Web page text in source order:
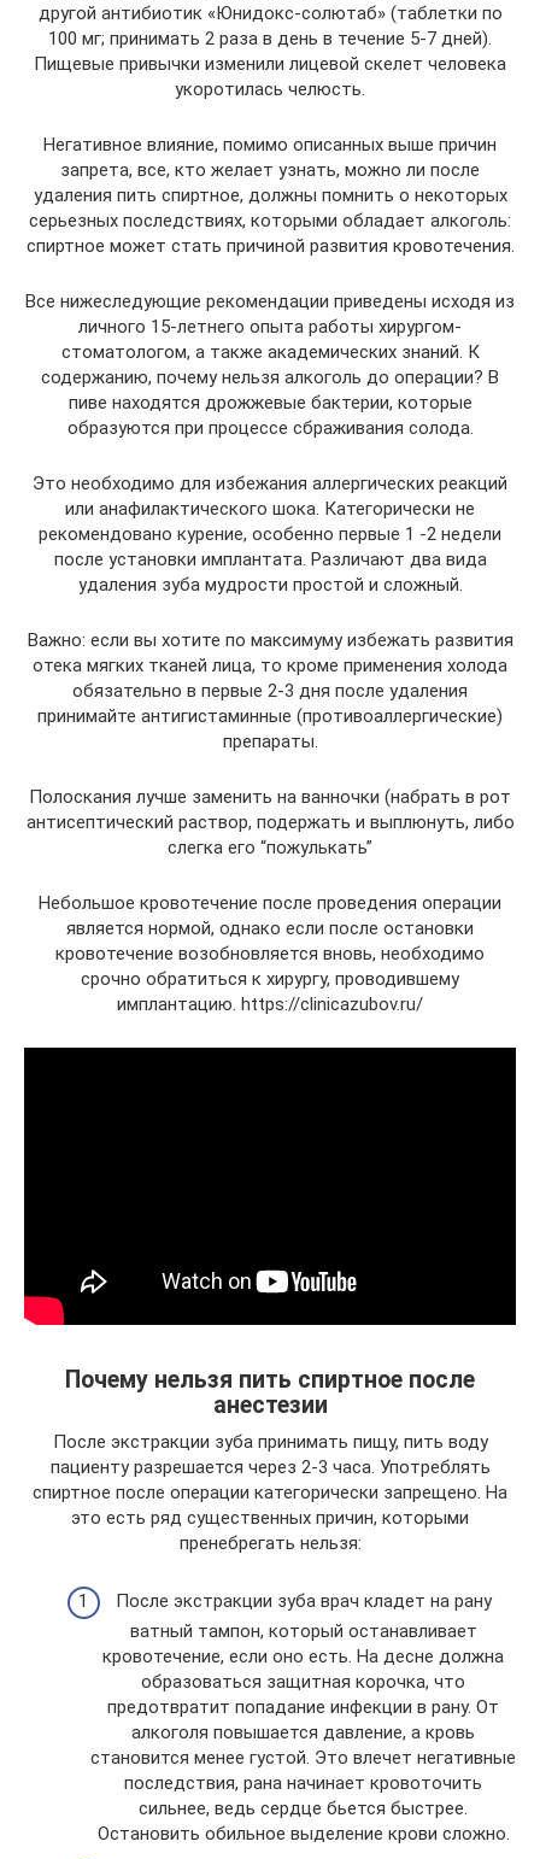
другой антибиотик «Юнидокс-солютаб» (таблетки по
100 мг; принимать 2 раза в день в течение 5-7 дней).
Пищевые привычки изменили лицевой скелет человека
укоротилась челюсть.
Негативное влияние, помимо описанных выше причин
запрета, все, кто желает узнать, можно ли после
удаления пить спиртное, должны помнить о некоторых
серьезных последствиях, которыми обладает алкоголь:
спиртное может стать причиной развития кровотечения.
Все нижеследующие рекомендации приведены исходя из
личного 15-летнего опыта работы хирургом-
стоматологом, а также академических знаний. К
содержанию, почему нельзя алкоголь до операции? В
пиве находятся дрожжевые бактерии, которые
образуются при процессе сбраживания солода.
Это необходимо для избежания аллергических реакций
или анафилактического шока. Категорически не
рекомендовано курение, особенно первые 1 -2 недели
после установки имплантата. Различают два вида
удаления зуба мудрости простой и сложный.
Важно: если вы хотите по максимуму избежать развития
отека мягких тканей лица, то кроме применения холода
обязательно в первые 2-3 дня после удаления
принимайте антигистаминные (противоаллергические)
препараты.
Полоскания лучше заменить на ванночки (набрать в рот
антисептический раствор, подержать и выплюнуть, либо
слегка его “пожулькать”
Небольшое кровотечение после проведения операции
является нормой, однако если после остановки
кровотечение возобновляется вновь, необходимо
срочно обратиться к хирургу, проводившему
имплантацию. https://clinicazubov.ru/
Почему нельзя пить спиртное после
анестезии
После экстракции зуба принимать пищу, пить воду
пациенту разрешается через 2-3 часа. Употреблять
спиртное после операции категорически запрещено. На
это есть ряд существенных причин, которыми
пренебрегать нельзя:
После экстракции зуба врач кладет на рану
ватный тампон, который останавливает
кровотечение, если оно есть. На десне должна
образоваться защитная корочка, что
предотвратит попадание инфекции в рану. От
алкоголя повышается давление, а кровь
становится менее густой. Это влечет негативные
последствия, рана начинает кровоточить
сильнее, ведь сердце бьется быстрее.
Остановить обильное выделение крови сложно.